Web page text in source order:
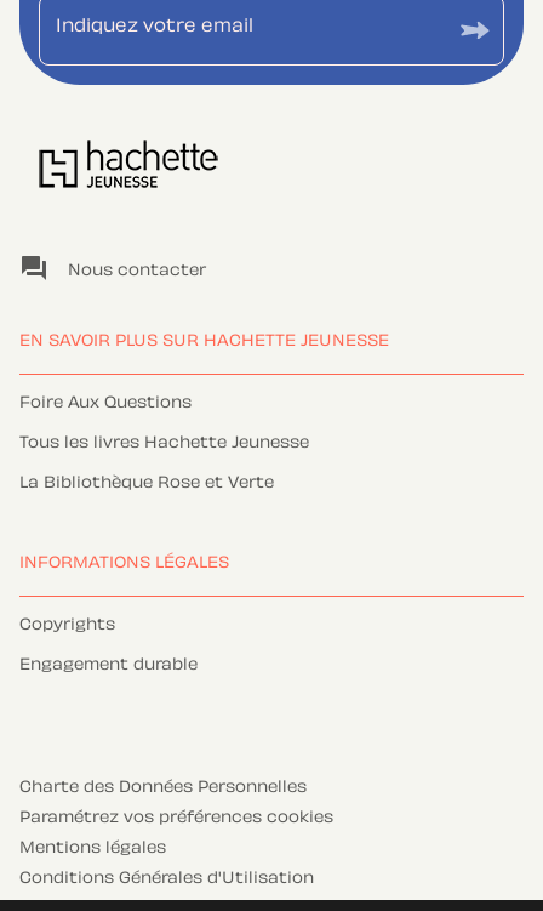
Indiquez votre email
question_answer Nous contacter
EN SAVOIR PLUS SUR HACHETTE JEUNESSE
Foire Aux Questions
Tous les livres Hachette Jeunesse
La Bibliothèque Rose et Verte
INFORMATIONS LÉGALES
Copyrights
Engagement durable
Charte des Données Personnelles
Paramétrez vos préférences cookies
Mentions légales
Conditions Générales d'Utilisation